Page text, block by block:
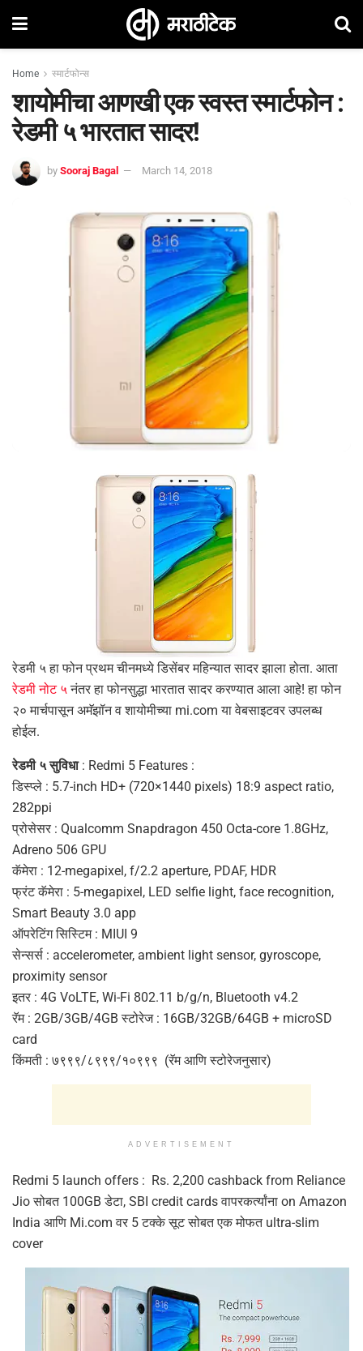
Home स्मार्टफोन्स
शायोमीचा आणखी एक स्वस्त स्मार्टफोन :
रेडमी ५ भारतात सादर!
by Sooraj Bagal March 14, 2018
रेडमी ५ हा फोन प्रथम चीनमध्ये डिसेंबर महिन्यात सादर झाला होता. आता
रेडमी नोट ५नंतर हा फोनसुद्धा भारतात सादर करण्यात आला आहे! हा फोन
२० मार्चपासून अमॅझॉन व शायोमीच्या mi.com या वेबसाइटवर उपलब्ध
होईल.
रेडमी ५ सुविधा: Redmi 5 Features :
डिस्प्ले : 5.7-inch HD+ (720×1440 pixels) 18:9 aspect ratio,
282ppi
प्रोसेसर : Qualcomm Snapdragon 450 Octa-core 1.8GHz,
Adreno 506 GPU
कॅमेरा : 12-megapixel, f/2.2 aperture, PDAF, HDR
फ्रंट कॅमेरा : 5-megapixel, LED selfie light, face recognition,
Smart Beauty 3.0 app
ऑपरेटिंग सिस्टिम : MIUI 9
सेन्सर्स : accelerometer, ambient light sensor, gyroscope,
proximity sensor
इतर : 4G VoLTE, Wi-Fi 802.11 b/g/n, Bluetooth v4.2
रॅम : 2GB/3GB/4GB स्टोरेज : 16GB/32GB/64GB + microSD
card
किंमती : ७९९९/८९९९/१०९९९ (रॅम आणि स्टोरेजनुसार)
ADVERTISEMENT
Redmi 5 launch offers : Rs. 2,200 cashback from Reliance
Jio सोबत 100GB डेटा, SBI credit cards वापरकर्त्यांना on Amazon
India आणि Mi.com वर 5 टक्के सूट सोबत एक मोफत ultra-slim
cover